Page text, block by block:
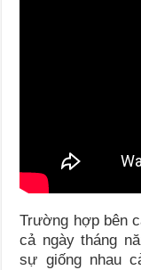
Trường hợp bên
cả ngày tháng
sự giống nhau